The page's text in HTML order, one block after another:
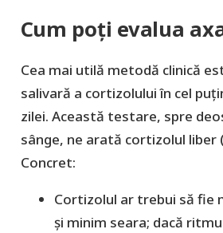
Cum poți evalua
Cea mai utilă metodă clinică
salivară a cortizoluluiîn cel
zilei. Această testare, spre
sânge, ne arată cortizolul liber
Concret:
Cortizolul ar trebui să fie
și minim seara; dacă